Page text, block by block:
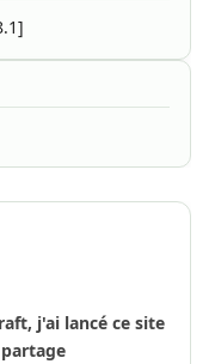
j'ai lancé ce site